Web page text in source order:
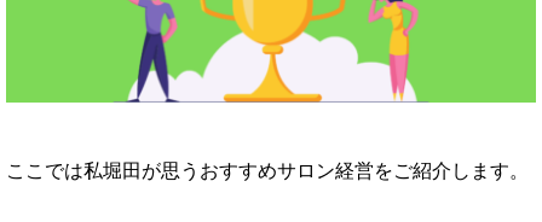
ここでは私堀田が思うおすすめサロン経営をご紹介します。